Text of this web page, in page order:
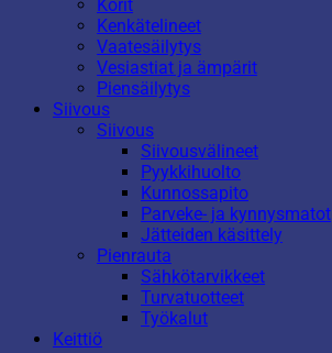
Korit
Kenkätelineet
Vaatesäilytys
Vesiastiat ja ämpärit
Piensäilytys
Siivous
Siivous
Siivousvälineet
Pyykkihuolto
Kunnossapito
Parveke- ja kynnysmatot
Jätteiden käsittely
Pienrauta
Sähkötarvikkeet
Turvatuotteet
Työkalut
Keittiö